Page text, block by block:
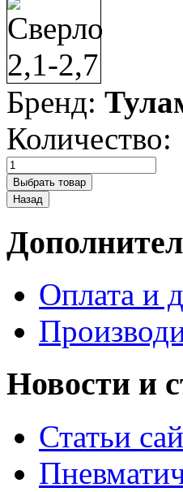
Бренд:
Количество:
Оплата и
Новости и
Статьи